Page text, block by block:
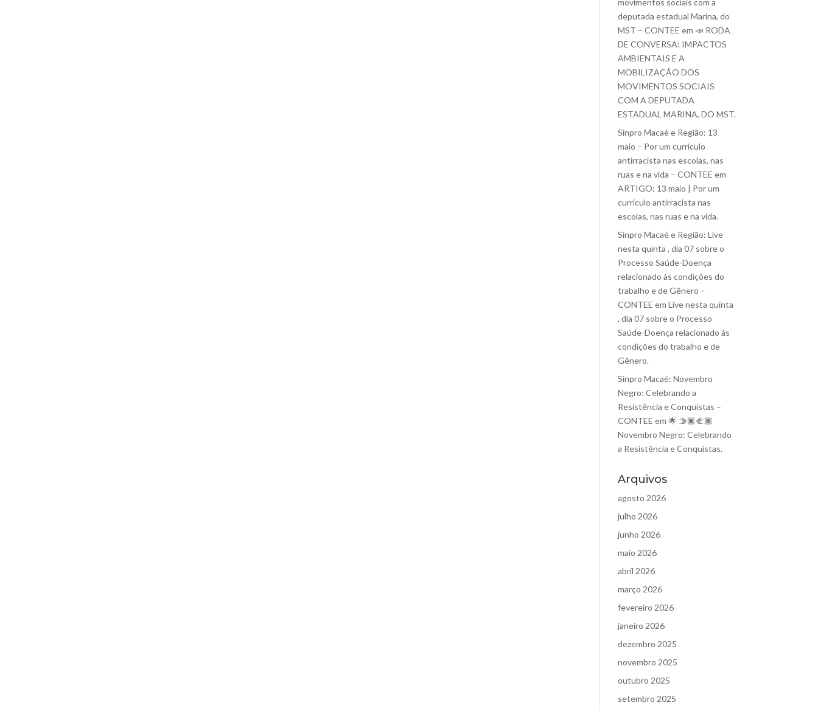
movimentos sociais com a
deputada estadual Marina, do
MST – CONTEE em 📣 RODA
DE CONVERSA: IMPACTOS
AMBIENTAIS E A
MOBILIZAÇÃO DOS
MOVIMENTOS SOCIAIS
COM A DEPUTADA
ESTADUAL MARINA, DO MST.
Sinpro Macaé e Região: 13
maio – Por um currículo
antirracista nas escolas, nas
ruas e na vida – CONTEE em
ARTIGO: 13 maio | Por um
currículo antirracista nas
escolas, nas ruas e na vida.
Sinpro Macaé e Região: Live
nesta quinta , dia 07 sobre o
Processo Saúde-Doença
relacionado às condições do
trabalho e de Gênero –
CONTEE emLive nesta quinta
, dia 07 sobre o Processo
Saúde-Doença relacionado às
condições do trabalho e de
Gênero.
Sinpro Macaé: Novembro
Negro: Celebrando a
Resistência e Conquistas –
CONTEE em🌟 🫱🏿‍🫲🏾
Novembro Negro: Celebrando
a Resistência e Conquistas.
Arquivos
agosto 2026
julho 2026
junho 2026
maio 2026
abril 2026
março 2026
fevereiro 2026
janeiro 2026
dezembro 2025
novembro 2025
outubro 2025
setembro 2025